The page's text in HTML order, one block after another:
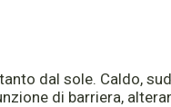
dal sole. Caldo,
di barriera,